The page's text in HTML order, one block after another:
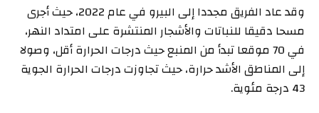
وقد عاد الفريق مجددا إلى البيرو في عام 2022، حيث أجرى
مسحا دقيقا للنباتات والأشجار المنتشرة على امتداد النهر،
في 70 موقعا تبدأ من المنبع حيث درجات الحرارة أقل، وصولا
إلى المناطق الأشد حرارة، حيث تجاوزت درجات الحرارة الجوية
43 درجة مئوية.